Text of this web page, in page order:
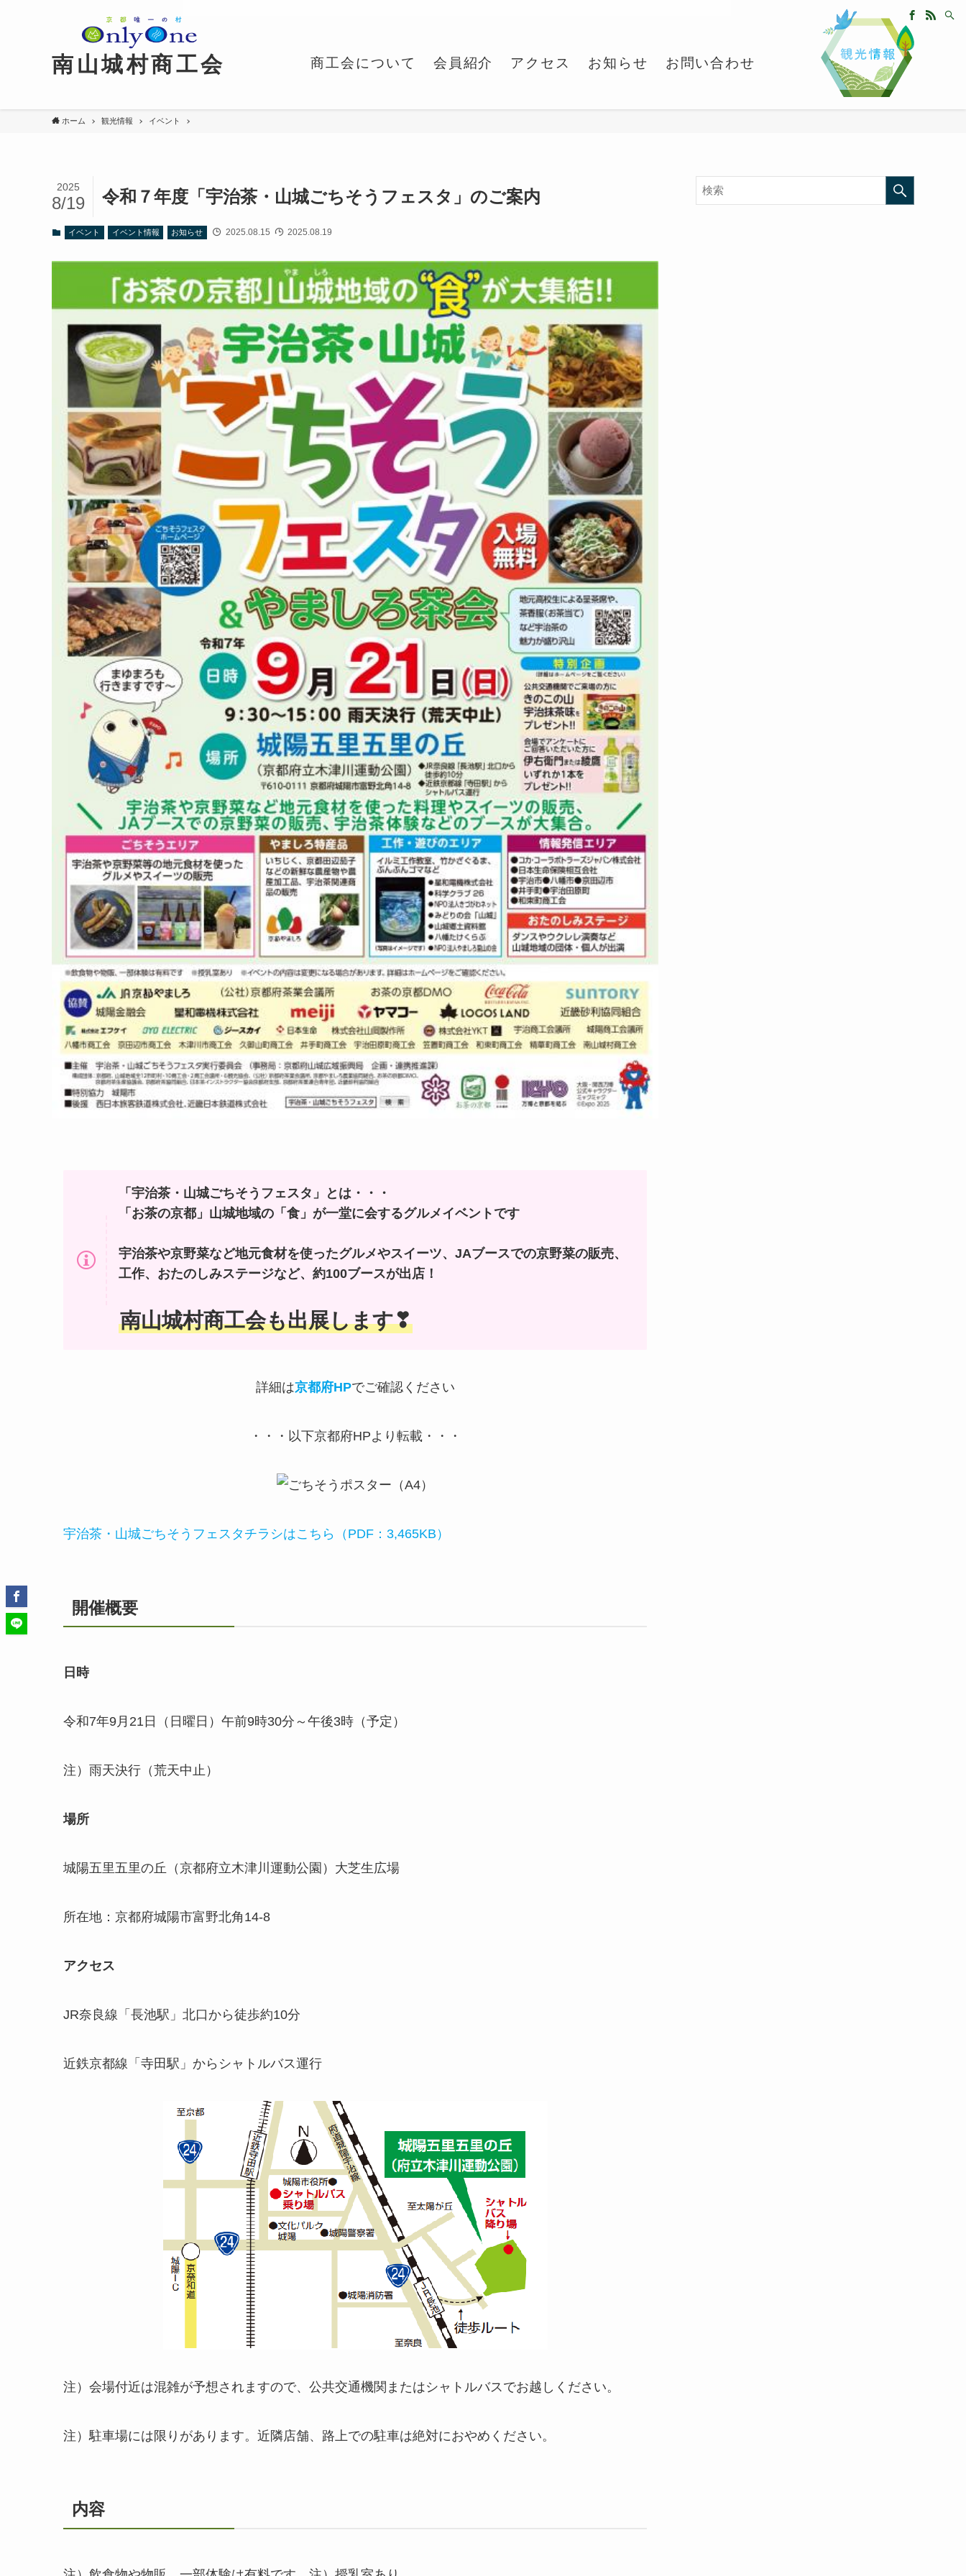
南山城村商工会 商工会について 会員紹介 アクセス お知らせ お問い合わせ
ホーム 観光情報 イベント
令和７年度「宇治茶・山城ごちそうフェスタ」のご案内
2025
8/19
イベント イベント情報 お知らせ 2025.08.15 2025.08.19
「宇治茶・山城ごちそうフェスタ」とは・・・
「お茶の京都」山城地域の「食」が一堂に会するグルメイベントです
宇治茶や京野菜など地元食材を使ったグルメやスイーツ、JAブースでの京野菜の販売、
工作、おたのしみステージなど、約100ブースが出店！
南山城村商工会も出展します❣
詳細は京都府HPでご確認ください
・・・以下京都府HPより転載・・・
宇治茶・山城ごちそうフェスタチラシはこちら（PDF：3,465KB）
開催概要
日時
令和7年9月21日（日曜日）午前9時30分～午後3時（予定）
注）雨天決行（荒天中止）
場所
城陽五里五里の丘（京都府立木津川運動公園）大芝生広場
所在地：京都府城陽市富野北角14-8
アクセス
JR奈良線「長池駅」北口から徒歩約10分
近鉄京都線「寺田駅」からシャトルバス運行
注）会場付近は混雑が予想されますので、公共交通機関またはシャトルバスでお越しください。
注）駐車場には限りがあります。近隣店舗、路上での駐車は絶対におやめください。
内容